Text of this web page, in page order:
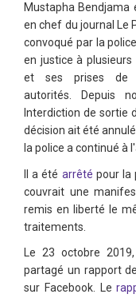
Mustapha
en chef du journal Le
convoqué par la
en justice à
et ses prises de
autorités. Depuis
Interdiction de sortie
décision ait été
la police a continué à
Il a été arrêté pour la
couvrait une
remis en liberté le
traitements.
Le 23 octobre
partagé un rapport
sur Facebook. Le